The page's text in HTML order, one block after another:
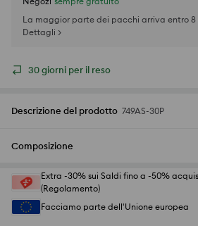
La maggior parte dei pacchi arriva entro
Dettagli >
30 giorni per il reso
Descrizione del prodotto 749AS-30P
Composizione
Extra -30% sui Saldi fino a -50%
(Regolamento)
Facciamo parte dell'Unione europea